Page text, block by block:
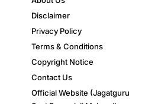
Disclaimer
Privacy Policy
Terms & Conditions
Copyright Notice
Contact Us
Official Website (Jagatguru